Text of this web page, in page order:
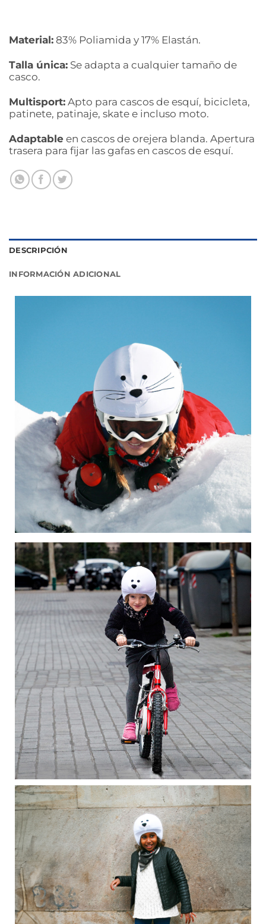
Material: 83% Poliamida y 17% Elastán.
Talla única: Se adapta a cualquier tamaño de
casco.
Multisport: Apto para cascos de esquí, bicicleta,
patinete, patinaje, skate e incluso moto.
Adaptable en cascos de orejera blanda. Apertura
trasera para fijar las gafas en cascos de esquí.
DESCRIPCIÓN
INFORMACIÓN ADICIONAL